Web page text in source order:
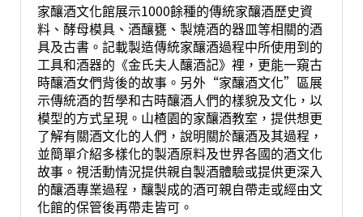
家釀酒文化館展示1000餘種的傳統家釀酒歷史資
料、酵母模具、酒釀甕、製燒酒的器皿等相關的酒
具及古書。記載製造傳統家釀酒過程中所使用到的
工具和酒器的《金氏夫人釀酒記》裡，更能一窺古
時釀酒女們背後的故事。另外“家釀酒文化”區展
示傳統酒的哲學和古時釀酒人們的樣貌及文化，以
模型的方式呈現。山楂園的家釀酒教室，提供想更
了解有關酒文化的人們，說明關於釀酒及其過程，
並簡單介紹多樣化的製酒原料及世界各國的酒文化
故事。視活動情況提供親自製酒體驗或提供更深入
的釀酒專業過程，釀製成的酒可親自帶走或經由文
化館的保管後再帶走皆可。